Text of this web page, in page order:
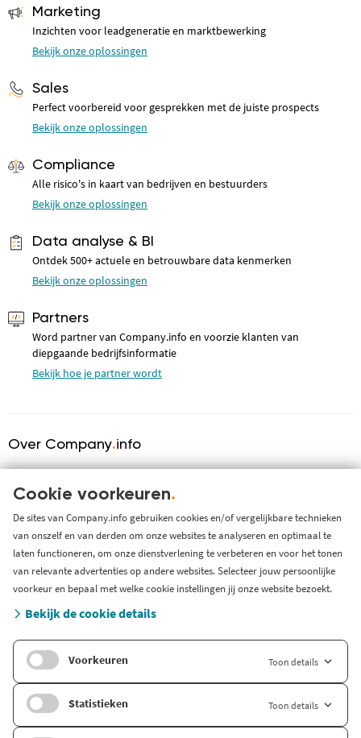
Marketing
Inzichten voor leadgeneratie en marktbewerking
Bekijk onze oplossingen
Sales
Perfect voorbereid voor gesprekken met de juiste prospects
Bekijk onze oplossingen
Compliance
Alle risico's in kaart van bedrijven en bestuurders
Bekijk onze oplossingen
Data analyse & BI
Ontdek 500+ actuele en betrouwbare data kenmerken
Bekijk onze oplossingen
Partners
Word partner van Company.info en voorzie klanten van
diepgaande bedrijfsinformatie
Bekijk hoe je partner wordt
Over Company.info
Over ons
KVK serviceprovider
Werken bij Company.info
Blog
Support
Systeem status en storingen
Zoek branche-informatie
Internationaal
Company.info Deutschland
Company.info English
Cookie voorkeuren.
De sites van Company.info gebruiken cookies en/of vergelijkbare technieken
van onszelf en van derden om onze websites te analyseren en optimaal te
laten functioneren, om onze dienstverlening te verbeteren en voor het tonen
van relevante advertenties op andere websites. Selecteer jouw persoonlijke
voorkeur en bepaal met welke cookie instellingen jij onze website bezoekt.
Bekijk de cookie details
Voorkeuren Toon details
Statistieken Toon details